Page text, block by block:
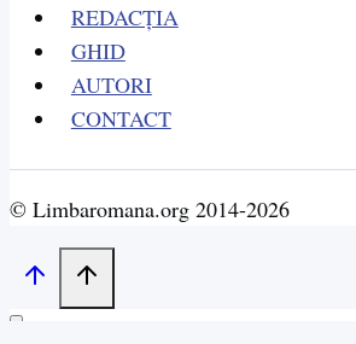
politico-
socială,
REDACȚIA
GHID
AUTORI
CONTACT
© Limbaromana.org 2014-2026